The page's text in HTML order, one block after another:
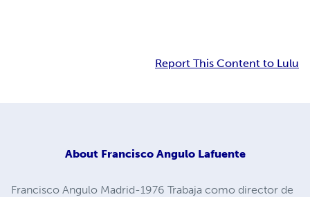
Report This Content to Lulu
About Francisco Angulo Lafuente
Francisco Angulo Madrid-1976 Trabaja como director de